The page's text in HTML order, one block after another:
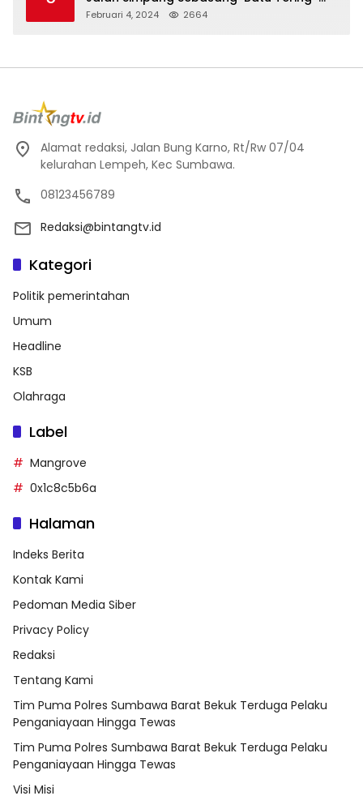
Lito
Februari 4, 2024 2664
Alamat redaksi, Jalan Bung Karno, Rt/Rw 07/04
kelurahan Lempeh, Kec Sumbawa.
08123456789
Redaksi@bintangtv.id
Kategori
Politik pemerintahan
Umum
Headline
KSB
Olahraga
Label
Mangrove
0x1c8c5b6a
Halaman
Indeks Berita
Kontak Kami
Pedoman Media Siber
Privacy Policy
Redaksi
Tentang Kami
Tim Puma Polres Sumbawa Barat Bekuk Terduga Pelaku
Penganiayaan Hingga Tewas
Tim Puma Polres Sumbawa Barat Bekuk Terduga Pelaku
Penganiayaan Hingga Tewas
Visi Misi